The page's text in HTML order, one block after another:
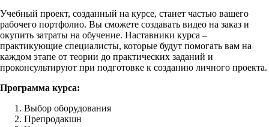
Учебный проект, созданный на курсе, станет частью вашего
рабочего портфолио. Вы сможете создавать видео на заказ и
окупить затраты на обучение. Наставники курса –
практикующие специалисты, которые будут помогать вам на
каждом этапе от теории до практических заданий и
проконсультируют при подготовке к созданию личного проекта.
Программа курса:
Выбор оборудования
Препродакшн